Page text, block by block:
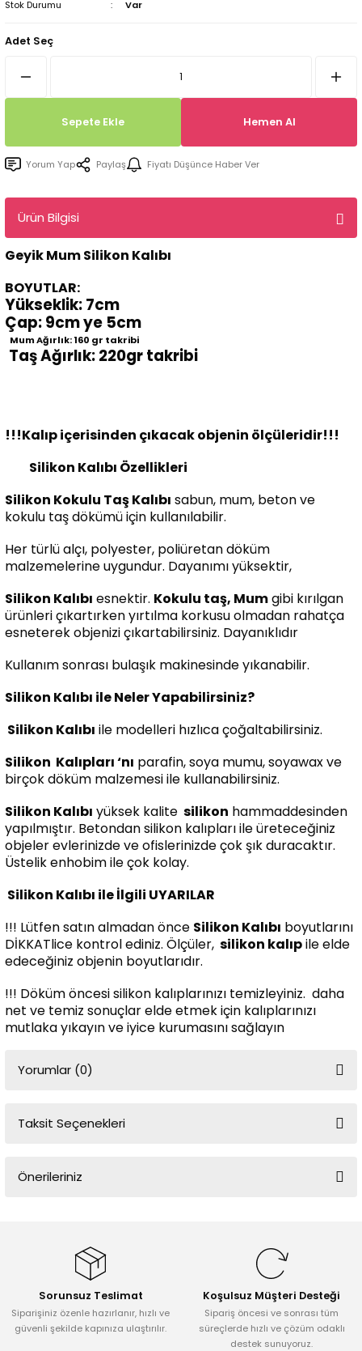
Tütsülük Silikonkalıpları
Stok Durumu
Var
Adet Seç
Sepete Ekle Hemen Al
Yorum Yap Paylaş Fiyatı Düşünce Haber Ver
Ürün Bilgisi
Geyik Mum Silikon Kalıbı
BOYUTLAR:
Yükseklik: 7cm
Çap: 9cm ye 5cm
Mum Ağırlık: 160 gr takribi
Taş Ağırlık: 220gr takribi
!!!Kalıp içerisinden çıkacak objenin ölçüleridir!!!
Silikon Kalıbı Özellikleri
Silikon Kokulu Taş Kalıbı sabun, mum, beton ve
kokulu taş dökümü için kullanılabilir.
Her türlü alçı, polyester, poliüretan döküm
malzemelerine uygundur. Dayanımı yüksektir,
Silikon Kalıbı esnektir. Kokulu taş, Mumgibi kırılgan
ürünleri çıkartırken yırtılma korkusu olmadan rahatça
esneterek objenizi çıkartabilirsiniz. Dayanıklıdır
Kullanım sonrası bulaşık makinesinde yıkanabilir.
Silikon Kalıbı ile Neler Yapabilirsiniz?
Silikon Kalıbı ile modelleri hızlıca çoğaltabilirsiniz.
Silikon Kalıpları ‘nı parafin, soya mumu, soyawax ve
birçok döküm malzemesi ile kullanabilirsiniz.
Silikon Kalıbı yüksek kalite silikon hammaddesinden
yapılmıştır. Betondan silikon kalıpları ile üreteceğiniz
objeler evlerinizde ve ofislerinizde çok şık duracaktır.
Üstelik enhobim ile çok kolay.
Silikon Kalıbı ile İlgili UYARILAR
!!! Lütfen satın almadan önce Silikon Kalıbı boyutlarını
DİKKATlice kontrol ediniz. Ölçüler, silikon kalıpile elde
edeceğiniz objenin boyutlarıdır.
!!! Döküm öncesi silikon kalıplarınızı temizleyiniz. daha
net ve temiz sonuçlar elde etmek için kalıplarınızı
mutlaka yıkayın ve iyice kurumasını sağlayın
Yorumlar (0)
Taksit Seçenekleri
Önerileriniz
tarafımıza iletebilirsiniz.
Görüş ve önerileriniz için teşekkür ederiz.
Ürün resmi kalitesiz, bozuk veya görüntülenemiyor.
Ürün açıklamasında eksik bilgiler bulunuyor.
Sorunsuz Teslimat
Siparişiniz özenle hazırlanır, hızlı ve
güvenli şekilde kapınıza ulaştırılır.
Koşulsuz Müşteri Desteği
Sipariş öncesi ve sonrası tüm
süreçlerde hızlı ve çözüm odaklı
destek sunuyoruz.